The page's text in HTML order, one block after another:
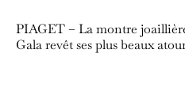
PIAGET – La montre
Gala revêt ses plus beaux